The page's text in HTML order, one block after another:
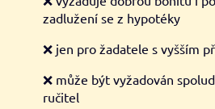
zadlužení se z hypotéky
❌ jen pro žadatele s vyšším
❌ může být vyžadován
ručitel